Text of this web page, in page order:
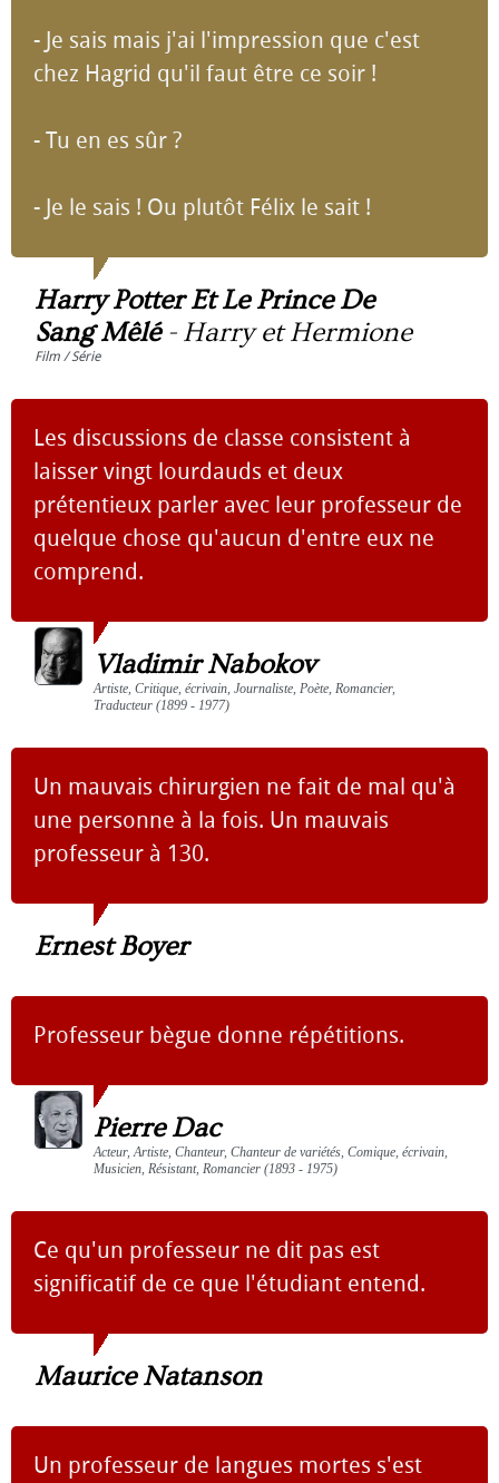
- Je sais mais j'ai l'impression que c'est
chez Hagrid qu'il faut être ce soir !
- Tu en es sûr ?
- Je le sais ! Ou plutôt Félix le sait !
Harry Potter Et Le Prince De
Sang Mêlé- Harry et Hermione
Film / Série
Les discussions de classe consistent à
laisser vingt lourdauds et deux
prétentieux parler avec leur professeur de
quelque chose qu'aucun d'entre eux ne
comprend.
Vladimir Nabokov
Artiste, Critique, écrivain, Journaliste, Poète, Romancier,
Traducteur (1899 - 1977)
Un mauvais chirurgien ne fait de mal qu'à
une personne à la fois. Un mauvais
professeur à 130.
Ernest Boyer
Professeur bègue donne répétitions.
Pierre Dac
Acteur, Artiste, Chanteur, Chanteur de variétés, Comique, écrivain,
Musicien, Résistant, Romancier (1893 - 1975)
Ce qu'un professeur ne dit pas est
significatif de ce que l'étudiant entend.
Maurice Natanson
Un professeur de langues mortes s'est